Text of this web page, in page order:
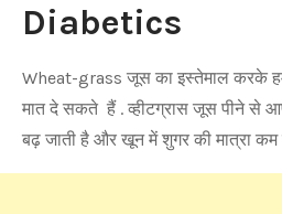
Diabetics
Wheat-grass जूस का इस्तेमाल करके हम
मात दे सकते हैं . व्हीटग्रास जूस पीने से
बढ़ जाती है और खून में शुगर की मात्रा कम